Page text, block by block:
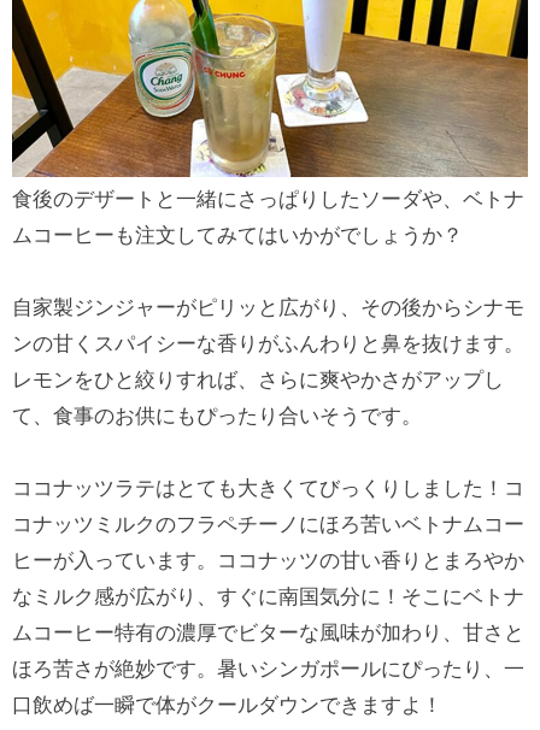
食後のデザートと一緒にさっぱりしたソーダや、ベトナ
ムコーヒーも注文してみてはいかがでしょうか？
自家製ジンジャーがピリッと広がり、その後からシナモ
ンの甘くスパイシーな香りがふんわりと鼻を抜けます。
レモンをひと絞りすれば、さらに爽やかさがアップし
て、食事のお供にもぴったり合いそうです。
ココナッツラテはとても大きくてびっくりしました！コ
コナッツミルクのフラペチーノにほろ苦いベトナムコー
ヒーが入っています。ココナッツの甘い香りとまろやか
なミルク感が広がり、すぐに南国気分に！そこにベトナ
ムコーヒー特有の濃厚でビターな風味が加わり、甘さと
ほろ苦さが絶妙です。暑いシンガポールにぴったり、一
口飲めば一瞬で体がクールダウンできますよ！